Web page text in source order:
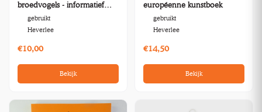
broedvogels - informatief
boekgebruikt
Heverlee
€10,00
Bekijk
européenne kunstboek
gebruikt
Heverlee
€14,50
Bekijk